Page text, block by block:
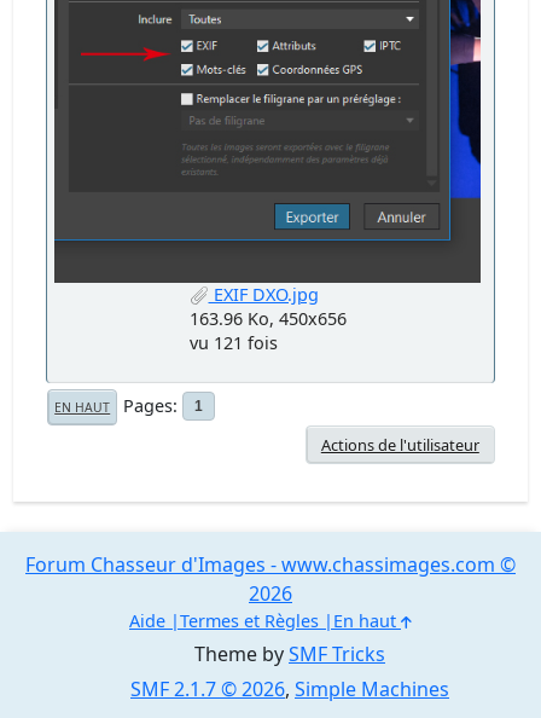
EXIF DXO.jpg
163.96 Ko, 450x656
vu 121 fois
EN HAUT Pages 1
Actions de l'utilisateur
Theme bySMF Tricks
SMF 2.1.7 © 2026, Simple Machines
Forum Chasseur d'Images - www.chassimages.com ©
2026
Aide Termes et Règles En haut